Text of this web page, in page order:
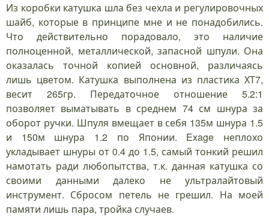
Из коробки катушка шла без чехла и регулировочных
шайб, которые в принципе мне и не понадобились.
Что действительно порадовало, это наличие
полноценной, металлической, запасной шпули. Она
оказалась точной копией основной, различаясь
лишь цветом. Катушка выполнена из пластика ХТ7,
весит 265гр. Передаточное отношение 5.2:1
позволяет выматывать в среднем 74 см шнура за
оборот ручки. Шпуля вмещает в себя 135м шнура 1.5
и 150м шнура 1.2 по Японии. Exage неплохо
укладывает шнуры от 0.4 до 1.5, самый тонкий решил
намотать ради любопытства, т.к. данная катушка со
своими данными далеко не ультралайтовый
инструмент. Сбросом петель не грешил. На моей
памяти лишь пара, тройка случаев.